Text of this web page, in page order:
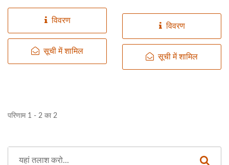
विवरण
सूची में शामिल
विवरण
सूची में शामिल
परिणाम 1 - 2 का 2